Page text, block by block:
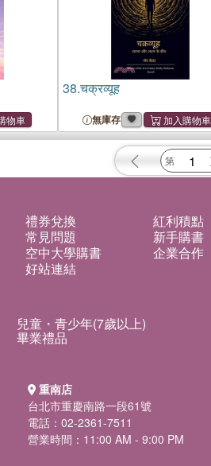
38.चक्रव्यूह
無庫存
禮券兌換
紅利積點
常見問題
新手購書
空中大學購書
企業合作
好站連結
兒童・青少年(7歲以上)
畢業禮品
重南店
台北市重慶南路一段61號
電話：02-2361-7511
營業時間：11:00 AM - 9:00 PM